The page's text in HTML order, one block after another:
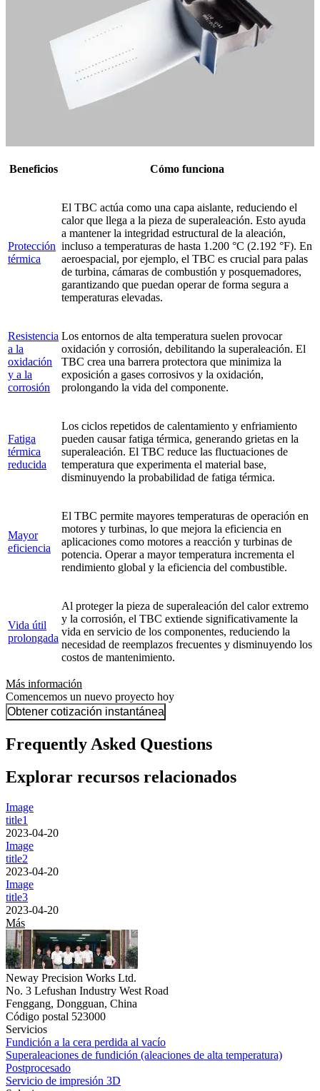
Beneficios Cómo funciona
Protección
térmica
El TBC actúa como una capa aislante, reduciendo el
calor que llega a la pieza de superaleación. Esto ayuda
a mantener la integridad estructural de la aleación,
incluso a temperaturas de hasta 1.200 °C (2.192 °F). En
aeroespacial, por ejemplo, el TBC es crucial para palas
de turbina, cámaras de combustión y posquemadores,
garantizando que puedan operar de forma segura a
temperaturas elevadas.
Resistencia
a la
oxidación
y a la
corrosión
Los entornos de alta temperatura suelen provocar
oxidación y corrosión, debilitando la superaleación. El
TBC crea una barrera protectora que minimiza la
exposición a gases corrosivos y la oxidación,
prolongando la vida del componente.
Fatiga
térmica
reducida
Los ciclos repetidos de calentamiento y enfriamiento
pueden causar fatiga térmica, generando grietas en la
superaleación. El TBC reduce las fluctuaciones de
temperatura que experimenta el material base,
disminuyendo la probabilidad de fatiga térmica.
Mayor
eficiencia
El TBC permite mayores temperaturas de operación en
motores y turbinas, lo que mejora la eficiencia en
aplicaciones como motores a reacción y turbinas de
potencia. Operar a mayor temperatura incrementa el
rendimiento global y la eficiencia del combustible.
Vida útil
prolongada
Al proteger la pieza de superaleación del calor extremo
y la corrosión, el TBC extiende significativamente la
vida en servicio de los componentes, reduciendo la
necesidad de reemplazos frecuentes y disminuyendo los
costos de mantenimiento.
Más información
Comencemos un nuevo proyecto hoy
Obtener cotización instantánea
Frequently Asked Questions
Explorar recursos relacionados
Image
title1
2023-04-20
Image
title2
2023-04-20
Image
title3
2023-04-20
Más
Neway Precision Works Ltd.
No. 3 Lefushan Industry West Road
Fenggang, Dongguan, China
Código postal 523000
Servicios
Fundición a la cera perdida al vacío
Superaleaciones de fundición (aleaciones de alta temperatura)
Postprocesado
Servicio de impresión 3D